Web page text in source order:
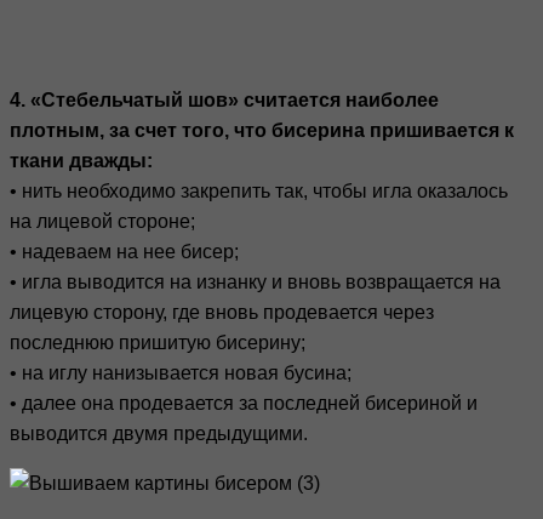
4. «Стебельчатый шов» считается наиболее
плотным, за счет того, что бисерина пришивается к
ткани дважды:
• нить необходимо закрепить так, чтобы игла оказалось
на лицевой стороне;
• надеваем на нее бисер;
• игла выводится на изнанку и вновь возвращается на
лицевую сторону, где вновь продевается через
последнюю пришитую бисерину;
• на иглу нанизывается новая бусина;
• далее она продевается за последней бисериной и
выводится двумя предыдущими.